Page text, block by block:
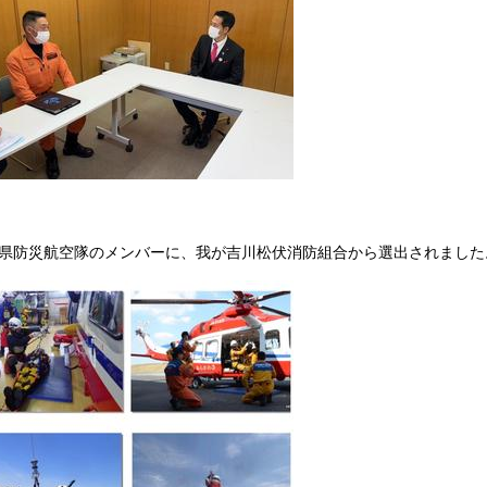
防災航空隊のメンバーに、我が吉川松伏消防組合から選出されまし